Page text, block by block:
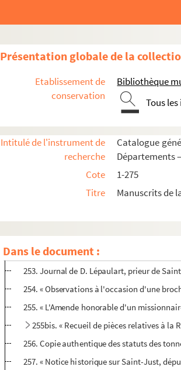
Présentation globale de la
Etablissement de
conservation
Bibliothèque
Tous
Intitulé de l'instrument de
recherche
Catalogue
Départements
Cote
1-275
Titre
Manuscrits de
Dans le document :
241. « Bibliothèque de la préfecture de
243. Notice sur quelques communes du
244-245. « Histoire de Soissons, avec
246. « Le Pouillé de Soissons, ou le Ramas
247. « Notices sur la Ferté-Milon, Neuilly
248. « Notice historique sur la fable de
249. « Musée de Soissons. Première
250. Notes diverses sur l'histoire de
251bis. Mémoires pour servir à l'histoire
252. « Notes manuscrites inédites, ou
253. Journal de D. Lépaulart, prieur de
254. « Observations à l'occasion d'une
255. « L'Amende honorable d'un
255bis. « Recueil de pièces relatives à
256. Copie authentique des statuts des
257. « Notice historique sur Saint-Just,